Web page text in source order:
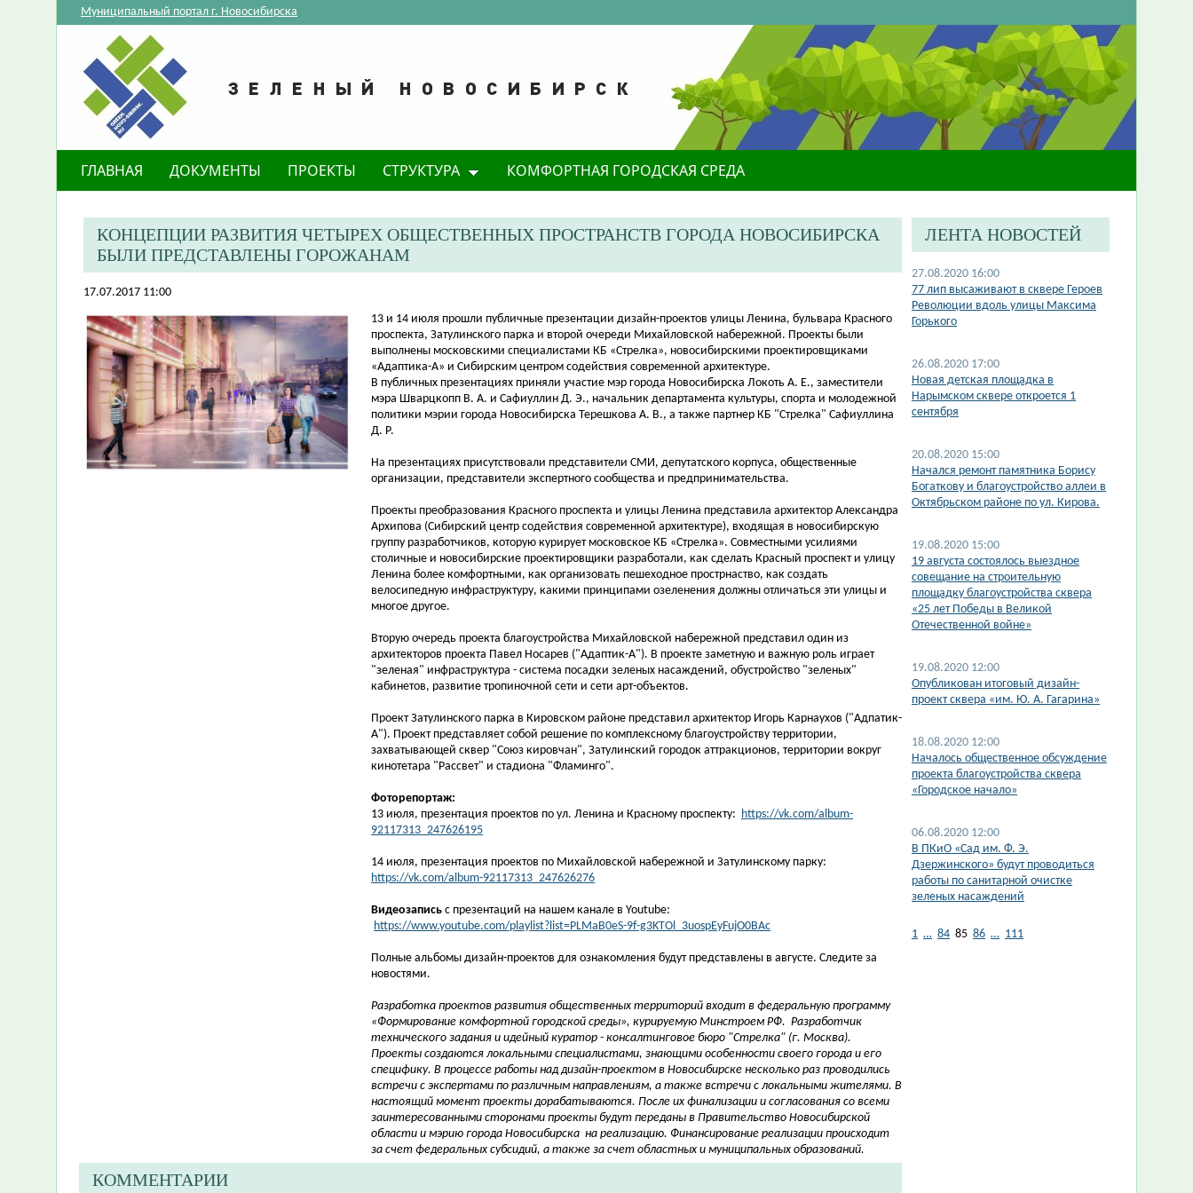
Муниципальный портал г. Новосибирска
ГЛАВНАЯ ДОКУМЕНТЫ ПРОЕКТЫ СТРУКТУРА КОМФОРТНАЯ ГОРОДСКАЯ СРЕДА
КОНЦЕПЦИИ РАЗВИТИЯ ЧЕТЫРЕХ ОБЩЕСТВЕННЫХ ПРОСТРАНСТВ ГОРОДА НОВОСИБИРСКА
БЫЛИ ПРЕДСТАВЛЕНЫ ГОРОЖАНАМ
17.07.2017 11:00
​13 и 14 июля прошли публичные презентации дизайн-проектов улицы Ленина, бульвара Красного
проспекта, Затулинского парка и второй очереди Михайловской набережной. Проекты были
выполнены московскими специалистами КБ «Стрелка», новосибирскими проектировщиками
«Адаптика-А» и Сибирским центром содействия современной архитектуре.
В публичных презентациях приняли участие мэр города Новосибирска Локоть А. Е., заместители
мэра Шварцкопп В. А. и Сафиуллин Д. Э., начальник департамента культуры, спорта и молодежной
политики мэрии города Новосибирска Терешкова А. В., а также партнер КБ "Стрелка" Сафиуллина
Д. Р.
На презентациях присутствовали представители СМИ, депутатского корпуса, общественные
организации, представители экспертного сообщества и предпринимательства.
Проекты преобразования Красного проспекта и улицы Ленина представила архитектор Александра
Архипова (Сибирский центр содействия современной архитектуре), входящая в новосибирскую
группу разработчиков, которую курирует московское КБ «Стрелка». Совместными усилиями
столичные и новосибирские проектировщики разработали, как сделать Красный проспект и улицу
Ленина более комфортными, как организовать пешеходное прострнаство, как создать
велосипедную инфраструктуру, какими принципами озеленения должны отличаться эти улицы и
многое другое.
Вторую очередь проекта благоустройства Михайловской набережной представил один из
архитекторов проекта Павел Носарев ("Адаптик-А"). В проекте заметную и важную роль играет
"зеленая" инфраструктура - система посадки зеленых насаждений, обустройство "зеленых"
кабинетов, развитие тропиночной сети и сети арт-объектов.
Проект Затулинского парка в Кировском районе представил архитектор Игорь Карнаухов ("Адпатик-
А"). Проект представляет собой решение по комплексному благоустройству территории,
захватывающей сквер "Союз кировчан", Затулинский городок аттракционов, территории вокруг
кинотетара "Рассвет" и стадиона "Фламинго".
Фоторепортаж:
13 июля, презентация проектов по ул. Ленина и Красному проспекту: https://vk.com/album-
92117313_247626195
14 июля, презентация проектов по Михайловской набережной и Затулинскому парку:
https://vk.com/album-92117313_247626276
Видеозапись с презентаций на нашем канале в Youtube:
https://www.youtube.com/playlist?list=PLMaB0eS-9f-g3KTOl_3uospEyFujO0BAc
Полные альбомы дизайн-проектов для ознакомления будут представлены в августе. Следите за
новостями.
Разработка проектов развития общественных территорий входит в федеральную программу
«Формирование комфортной городской среды», курируемую Минстроем РФ. Разработчик
технического задания и идейный куратор - консалтинговое бюро "Стрелка" (г. Москва).
Проекты создаются локальными специалистами, знающими особенности своего города и его
специфику. В процессе работы над дизайн-проектом в Новосибирске несколько раз проводились
встречи с экспертами по различным направлениям, а также встречи с локальными жителями. В
настоящий момент проекты дорабатываются. После их финализации и согласования со всеми
заинтересованными сторонами проекты будут переданы в Правительство Новосибирской
области и мэрию города Новосибирска на реализацию. Финансирование реализации происходит
за счет федеральных субсидий, а также за счет областных и муниципальных образований.
КОММЕНТАРИИ
ЛЕНТА НОВОСТЕЙ
27.08.2020 16:00
77 лип высаживают в сквере Героев
Революции вдоль улицы Максима
Горького
26.08.2020 17:00
Новая детская площадка в
Нарымском сквере откроется 1
сентября
20.08.2020 15:00
Начался ремонт памятника Борису
Богаткову и благоустройство аллеи в
Октябрьском районе по ул. Кирова.
19.08.2020 15:00
19 августа состоялось выездное
совещание на строительную
площадку благоустройства сквера
«25 лет Победы в Великой
Отечественной войне»
19.08.2020 12:00
Опубликован итоговый дизайн-
проект сквера «им. Ю. А. Гагарина»
18.08.2020 12:00
Началось общественное обсуждение
проекта благоустройства сквера
«Городское начало»
06.08.2020 12:00
В ПКиО «Сад им. Ф. Э.
Дзержинского» будут проводиться
работы по санитарной очистке
зеленых насаждений
1 … 84 85 86 … 111